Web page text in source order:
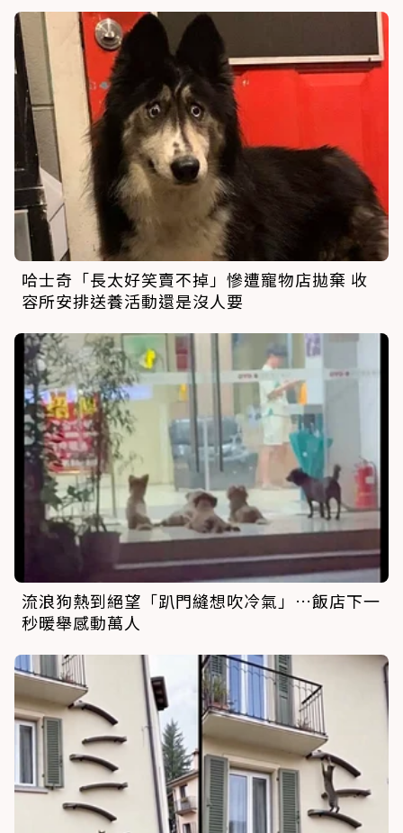
哈士奇「長太好笑賣不掉」慘遭寵物店拋棄 收
容所安排送養活動還是沒人要
流浪狗熱到絕望「趴門縫想吹冷氣」…飯店下一
秒暖舉感動萬人